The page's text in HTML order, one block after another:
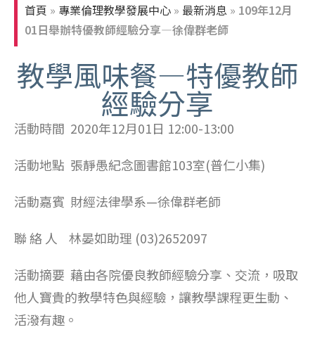
張光正董事長與前台大校長孫震
首頁 » 專業倫理教學發展中心 » 最新消息 » 109年12月
01日舉辦特優教師經驗分享—徐偉群老師
教學風味餐—特優教師
經驗分享
活動時間 2020年12月01日 12:00-13:00
活動地點 張靜愚紀念圖書館103室(普仁小集)
活動嘉賓 財經法律學系—徐偉群老師
聯 絡 人 林晏如助理 (03)2652097
活動摘要 藉由各院優良教師經驗分享、交流，吸取
他人寶貴的教學特色與經驗，讓教學課程更生動、
活潑有趣。